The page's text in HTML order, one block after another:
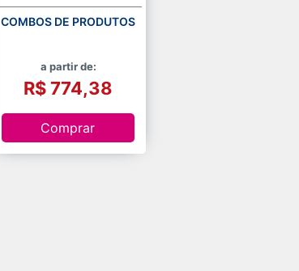
COMBOS DE PRODUTOS
a partir de:
R$ 774,38
Comprar